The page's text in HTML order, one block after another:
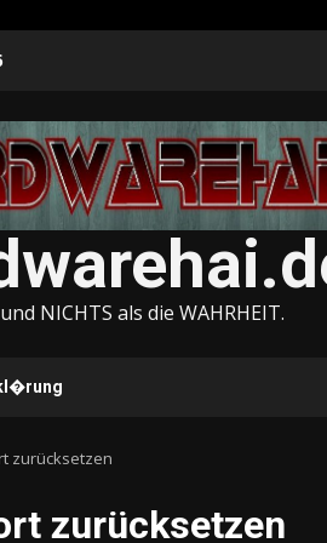
NICHTS als die WAHRHEIT.
zurücksetzen
zurücksetzen